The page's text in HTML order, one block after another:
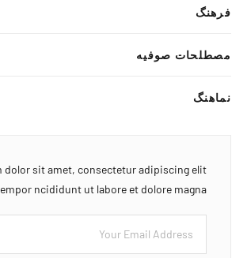
فرهنگ
مصطلحات صوفیه
نماهنگ
dolor sit amet, consectetur adipiscing elit
ncididunt ut labore et dolore magna